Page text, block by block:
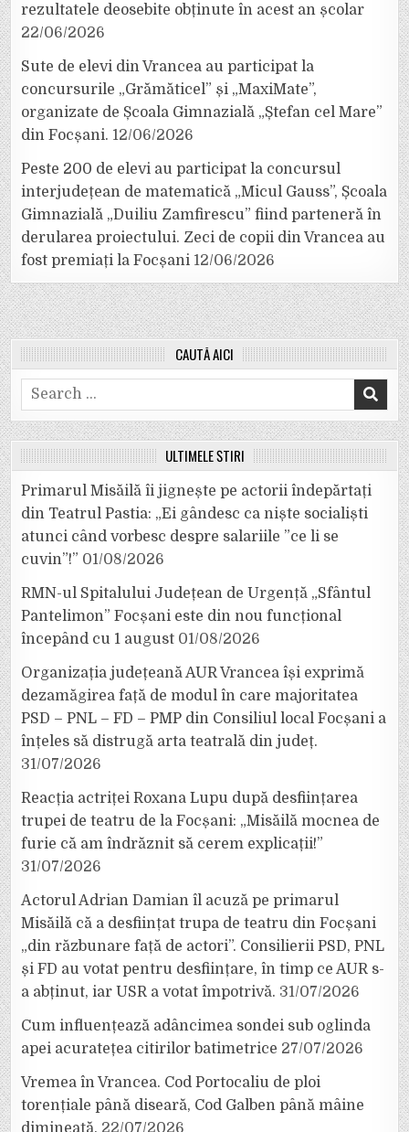
rezultatele deosebite obținute în acest an școlar
22/06/2026
Sute de elevi din Vrancea au participat la
concursurile „Grămăticel” și „MaxiMate”,
organizate de Școala Gimnazială „Ștefan cel Mare”
din Focșani. 12/06/2026
Peste 200 de elevi au participat la concursul
interjudețean de matematică „Micul Gauss”, Școala
Gimnazială „Duiliu Zamfirescu” fiind parteneră în
derularea proiectului. Zeci de copii din Vrancea au
fost premiați la Focșani 12/06/2026
CAUTĂ AICI
Search
for:
ULTIMELE ȘTIRI
Primarul Misăilă îi jignește pe actorii îndepărtați
din Teatrul Pastia: „Ei gândesc ca niște socialiști
atunci când vorbesc despre salariile ”ce li se
cuvin”!” 01/08/2026
RMN-ul Spitalului Județean de Urgență „Sfântul
Pantelimon” Focșani este din nou funcțional
începând cu 1 august 01/08/2026
Organizația județeană AUR Vrancea își exprimă
dezamăgirea față de modul în care majoritatea
PSD – PNL – FD – PMP din Consiliul local Focșani a
înțeles să distrugă arta teatrală din județ.
31/07/2026
Reacția actriței Roxana Lupu după desființarea
trupei de teatru de la Focșani: „Misăilă mocnea de
furie că am îndrăznit să cerem explicații!”
31/07/2026
Actorul Adrian Damian îl acuză pe primarul
Misăilă că a desființat trupa de teatru din Focșani
„din răzbunare față de actori”. Consilierii PSD, PNL
și FD au votat pentru desființare, în timp ce AUR s-
a abținut, iar USR a votat împotrivă. 31/07/2026
Cum influențează adâncimea sondei sub oglinda
apei acuratețea citirilor batimetrice 27/07/2026
Vremea în Vrancea. Cod Portocaliu de ploi
torențiale până diseară, Cod Galben până mâine
dimineață. 22/07/2026